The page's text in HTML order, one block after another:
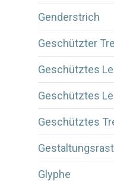
Genderstrich
Geschützter
Geschütztes
Geschütztes
Geschütztes
Glyphe